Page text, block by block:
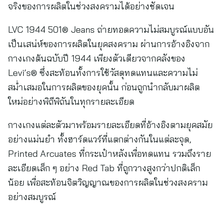
จริงของการผลิตในช่วงสงครามได้อย่างชัดเจน
LVC 1944 501® Jeans ถ่ายทอดความไม่สมบูรณ์แบบอัน
เป็นเสน่ห์ของการผลิตในยุคสงคราม ผ่านการอ้างอิงจาก
กางเกงต้นฉบับปี 1944 เพียงตัวเดียวจากคลังของ
Levi’s® ซึ่งสะท้อนทั้งการใช้วัสดุทดแทนและความไม่
สม่ำเสมอในการผลิตของยุคนั้น ก่อนถูกนำกลับมาผลิต
ใหม่อย่างพิถีพิถันในทุกรายละเอียด
กางเกงแต่ละตัวมาพร้อมรายละเอียดที่อ้างอิงตามยุคสมัย
อย่างแม่นยำ ทั้งฮาร์ดแวร์ที่แตกต่างกันในแต่ละจุด,
Printed Arcuates ที่กระเป๋าหลังเพื่อทดแทน รวมถึงราย
ละเอียดเล็ก ๆ อย่าง Red Tab ที่ถูกวางสูงกว่าปกติเล็ก
น้อย เพื่อสะท้อนจิตวิญญาณของการผลิตในช่วงสงคราม
อย่างสมบูรณ์